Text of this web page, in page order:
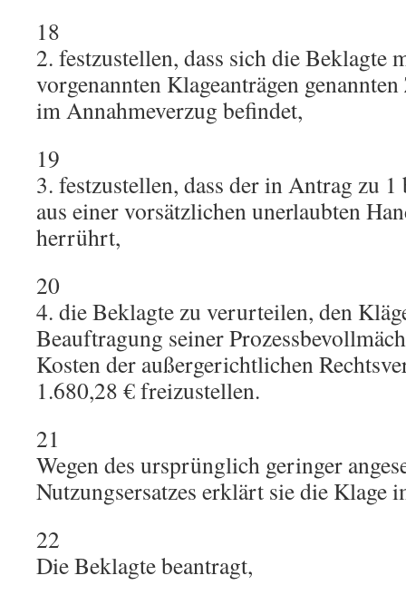
18
2. festzustellen, dass sich die Beklagte
vorgenannten Klageanträgen
im Annahmeverzug befindet,
19
3. festzustellen, dass der in Antrag zu
aus einer vorsätzlichen unerlaubten
herrührt,
20
4. die Beklagte zu verurteilen, den
Beauftragung seiner
Kosten der außergerichtlichen
1.680,28 € freizustellen.
21
Wegen des ursprünglich geringer
Nutzungsersatzes erklärt sie die Klage
22
Die Beklagte beantragt,